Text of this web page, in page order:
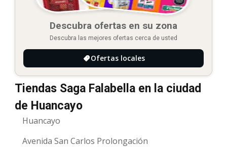
Descubra ofertas en su zona
Descubra las mejores ofertas cerca de usted
Ofertas locales
Tiendas Saga Falabella en la ciudad
de Huancayo
Huancayo
Avenida San Carlos Prolongación